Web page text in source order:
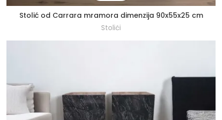
Stolić od Carrara mramora dimenzija 90x55x25 cm
Stolići